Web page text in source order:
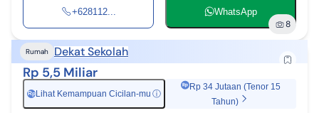
+628112... WhatsApp
8
Rumah Dekat Sekolah
Rp 5,5 Miliar
Rp Lihat Kemampuan Cicilan-mu ⓘ
Rp 34 Jutaan (Tenor 15
Tahun)